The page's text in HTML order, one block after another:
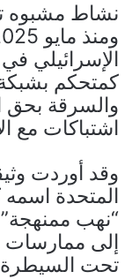
نشاط مشبوه
الإسرائيلي
كمتحكم
والسرقة بحق
اشتباكات مع
وقد أوردت
المتحدة
“نهب ممنهجة”
إلى ممارسات
تحت السيطرة